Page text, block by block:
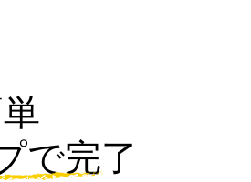
で完了